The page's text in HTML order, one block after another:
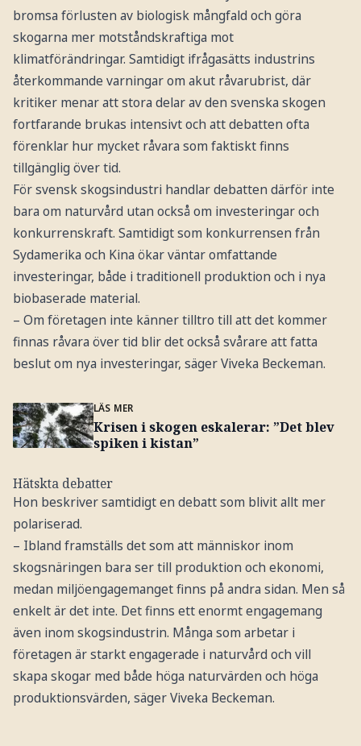
bromsa förlusten av biologisk mångfald och göra
skogarna mer motståndskraftiga mot
klimatförändringar. Samtidigt ifrågasätts industrins
återkommande varningar om akut råvarubrist, där
kritiker menar att stora delar av den svenska skogen
fortfarande brukas intensivt och att debatten ofta
förenklar hur mycket råvara som faktiskt finns
tillgänglig över tid.
För svensk skogsindustri handlar debatten därför inte
bara om naturvård utan också om investeringar och
konkurrenskraft. Samtidigt som konkurrensen från
Sydamerika och Kina ökar väntar omfattande
investeringar, både i traditionell produktion och i nya
biobaserade material.
– Om företagen inte känner tilltro till att det kommer
finnas råvara över tid blir det också svårare att fatta
beslut om nya investeringar, säger Viveka Beckeman.
LÄS MER
Krisen i skogen eskalerar: ”Det blev
spiken i kistan”
Hätskta debatter
Hon beskriver samtidigt en debatt som blivit allt mer
polariserad.
– Ibland framställs det som att människor inom
skogsnäringen bara ser till produktion och ekonomi,
medan miljöengagemanget finns på andra sidan. Men så
enkelt är det inte. Det finns ett enormt engagemang
även inom skogsindustrin. Många som arbetar i
företagen är starkt engagerade i naturvård och vill
skapa skogar med både höga naturvärden och höga
produktionsvärden, säger Viveka Beckeman.